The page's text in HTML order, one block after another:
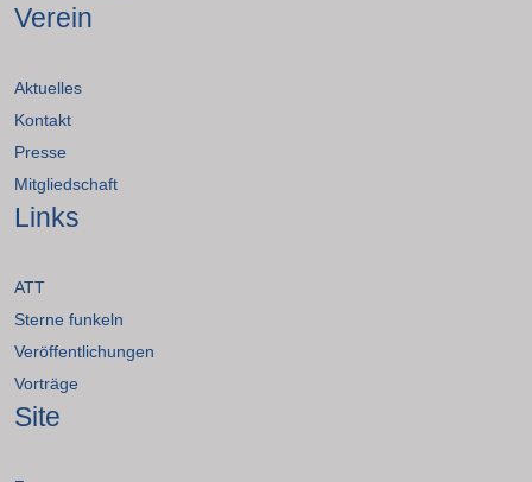
Verein
Aktuelles
Kontakt
Presse
Mitgliedschaft
Links
ATT
Sterne funkeln
Veröffentlichungen
Vorträge
Site